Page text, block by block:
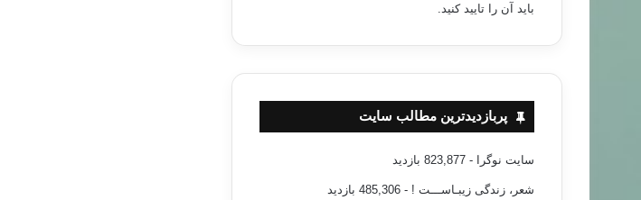
باید آن را تایید کنید.
پربازدیدترین مطالب سایت
سایت نوگرا - 823,877 بازدید
شعر، زندگی زیبـاســـت ! - 485,306 بازدید